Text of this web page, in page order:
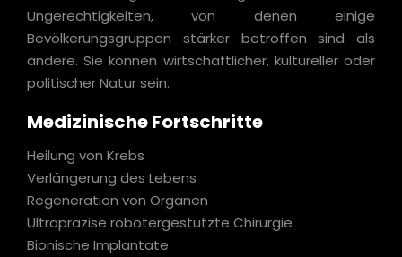
Ungerechtigkeiten, von denen einige
Bevölkerungsgruppen stärker betroffen sind als
andere. Sie können wirtschaftlicher, kultureller oder
politischer Natur sein.
Medizinische Fortschritte
Heilung von Krebs
Verlängerung des Lebens
Regeneration von Organen
Ultrapräzise robotergestützte Chirurgie
Bionische Implantate